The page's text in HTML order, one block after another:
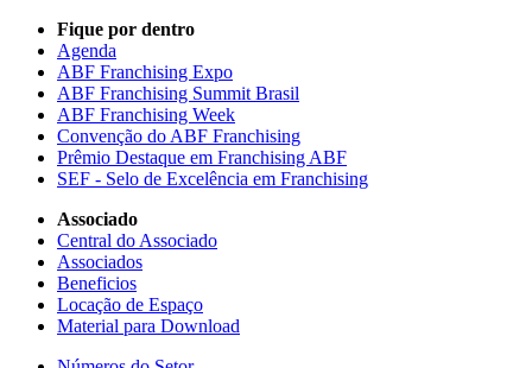
Fique por dentro
Agenda
ABF Franchising Expo
ABF Franchising Summit Brasil
ABF Franchising Week
Convenção do ABF Franchising
Prêmio Destaque em Franchising ABF
SEF - Selo de Excelência em Franchising
Associado
Central do Associado
Associados
Beneficios
Locação de Espaço
Material para Download